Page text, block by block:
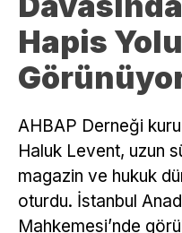
Hapis
AHBAP Derneği
Haluk Levent, uzun
magazin ve hukuk
oturdu. İstanbul
Mahkemesi’nde